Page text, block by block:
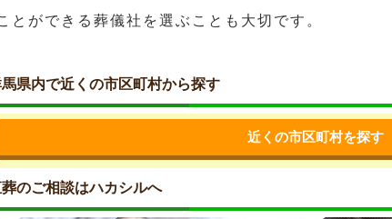
とができる葬儀社を選ぶことも大切です。
県内で近くの市区町村から探す
近くの市区町村を探す
のご相談はハカシルへ